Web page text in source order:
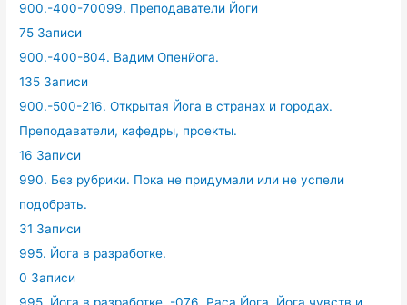
900.-400-70099. Преподаватели Йоги
75 Записи
900.-400-804. Вадим Опенйога.
135 Записи
900.-500-216. Открытая Йога в странах и городах.
Преподаватели, кафедры, проекты.
16 Записи
990. Без рубрики. Пока не придумали или не успели
подобрать.
31 Записи
995. Йога в разработке.
0 Записи